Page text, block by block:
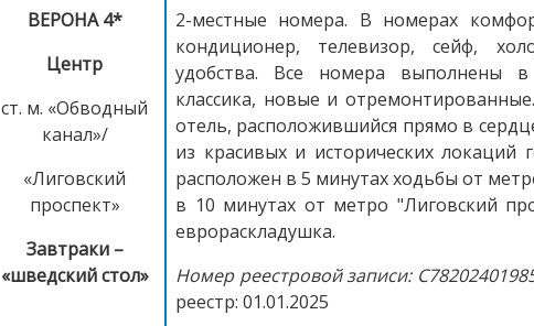
ВЕРОНА 4*
Центр
ст. м. «Обводный
канал»/
«Лиговский
проспект»
Завтраки –
«шведский стол»
2-местные номера. В номерах
кондиционер, телевизор, сейф,
удобства. Все номера выполнены в
классика, новые и
отель, расположившийся прямо в
из красивых и исторических локаций
расположен в 5 минутах ходьбы от
в 10 минутах от метро "Лиговский
еврораскладушка.
Номер реестровой записи:
реестр: 01.01.2025